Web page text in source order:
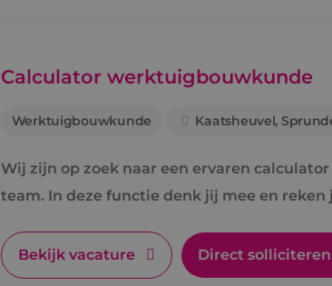
Calculator werktuigbouwkunde
Werktuigbouwkunde Kaatsheuvel,
Wij zijn op zoek naar een ervaren
team. In deze functie denk jij mee en
Bekijk vacature
Direct solliciteren